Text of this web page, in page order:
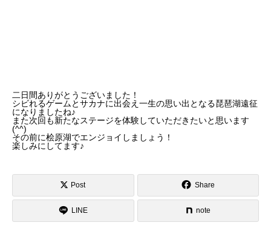
二日間ありがとうございました！
シビれるゲームとサカナに出会え 一生の思い出となる琵琶湖遠征
になりましたね♪
また次回も新たなステージを体験していただきたいと思います
(^^)
その前に桧原湖でエンジョイしましょう！
楽しみにしてます♪
Post Share
LINE note